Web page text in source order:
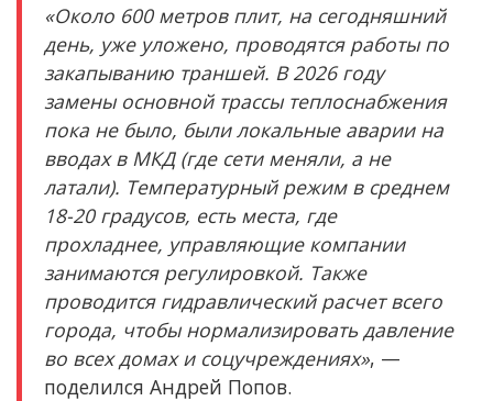
«Около 600 метров плит, на сегодняшний
день, уже уложено, проводятся работы по
закапыванию траншей. В 2026 году
замены основной трассы теплоснабжения
пока не было, были локальные аварии на
вводах в МКД (где сети меняли, а не
латали). Температурный режим в среднем
18-20 градусов, есть места, где
прохладнее, управляющие компании
занимаются регулировкой. Также
проводится гидравлический расчет всего
города, чтобы нормализировать давление
во всех домах и соцучреждениях», —
поделился Андрей Попов.